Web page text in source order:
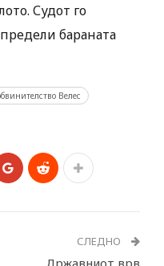
Судот го
бараната
Велес
СЛЕДНО